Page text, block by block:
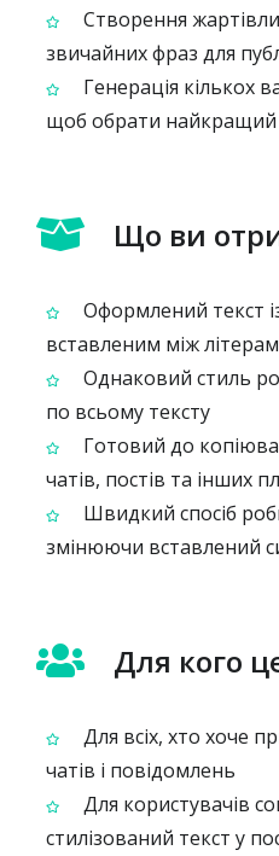
Створення
звичайних фраз для
Генерація кількох
щоб обрати найкращий
Що ви
Оформлений текст
вставленим між
Однаковий стиль
по всьому тексту
Готовий до
чатів, постів та інших
Швидкий спосіб
змінюючи вставлений
Для кого
Для всіх, хто хоче
чатів і повідомлень
Для користувачів
стилізований текст у